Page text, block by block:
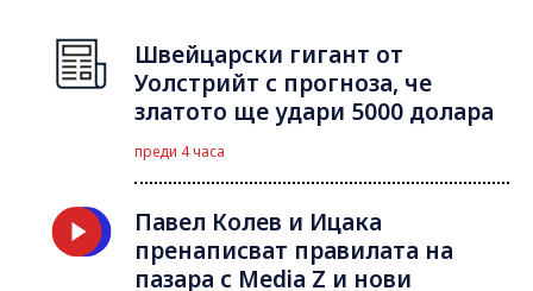
Швейцарски гигант от
Уолстрийт с прогноза, че
златото ще удари 5000 долара
преди 4 часа
Павел Колев и Ицака
пренаписват правилата на
пазара с Media Z и нови